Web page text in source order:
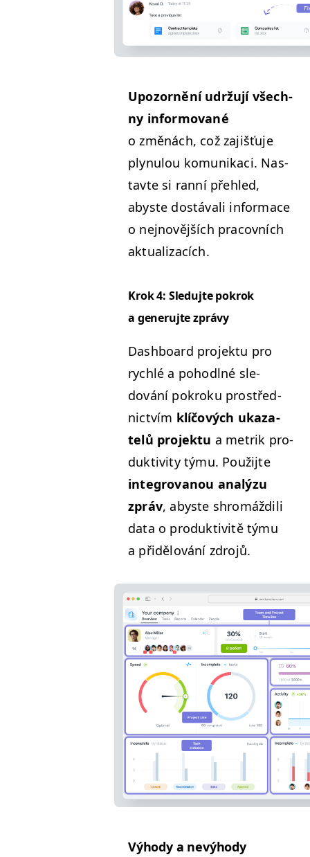
Upo­zornění udržu­jí všech­
ny infor­mované
o změnách, což zajišťu­je
plynu­lou komu­nikaci. Nas­
tavte si ran­ní přehled,
abyste dostá­vali infor­ma­ce
o nejnovějších pra­cov­ních
aktualizacích.
Krok 4: Sle­du­jte pokrok
a generu­jte zprávy
Dash­board pro­jek­tu pro
rych­lé a pohodl­né sle­
dování pokroku prostřed­
nictvím klíčových ukaza­
telů pro­jek­tu a metrik pro­
duk­tiv­i­ty týmu. Použi­jte
inte­grovanou analýzu
zpráv, abyste shromáždili
data o pro­duk­tiv­itě týmu
a přidělování zdrojů.
Výhody a nevýhody